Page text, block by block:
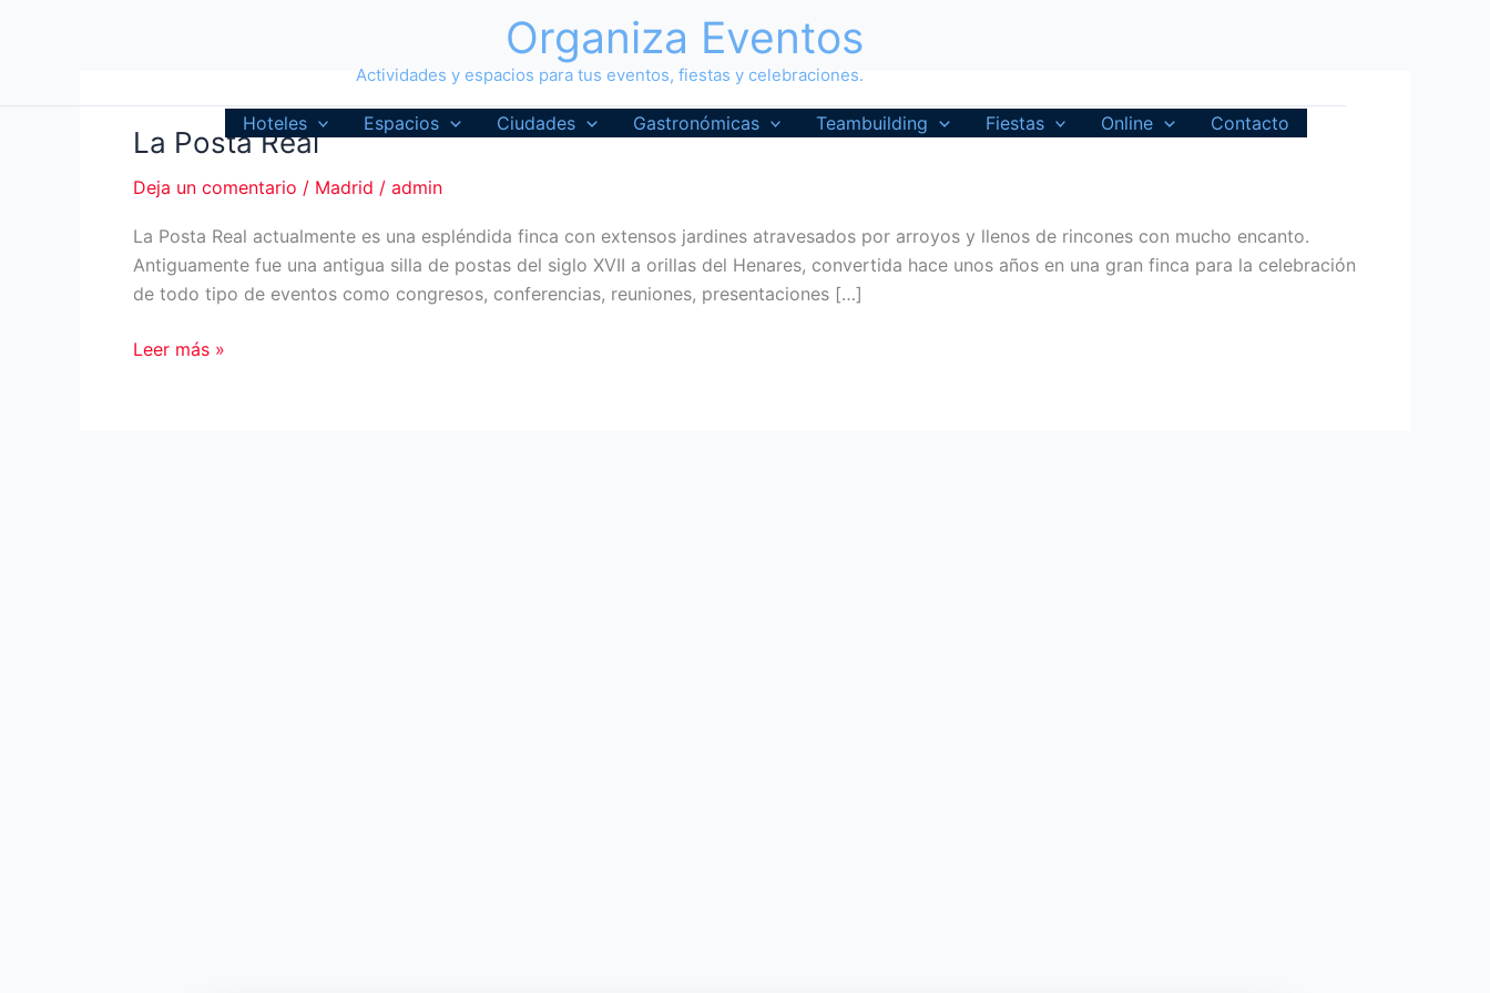
Organiza Eventos
Actividades y espacios para tus eventos, fiestas y celebraciones.
Hoteles Espacios Ciudades Gastronómicas Teambuilding Fiestas Online Contacto
La Posta Real
Deja un comentario / Madrid / admin
La Posta Real actualmente es una espléndida finca con extensos jardines atravesados por arroyos y llenos de rincones con mucho encanto.
Antiguamente fue una antigua silla de postas del siglo XVII a orillas del Henares, convertida hace unos años en una gran finca para la celebración
de todo tipo de eventos como congresos, conferencias, reuniones, presentaciones […]
La
Leer más »